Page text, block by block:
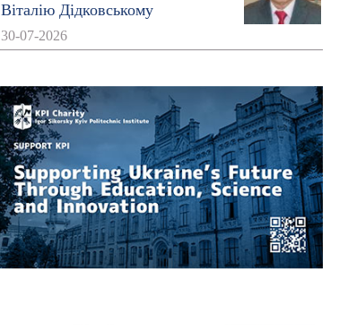
Віталію Дідковському
30-07-2026